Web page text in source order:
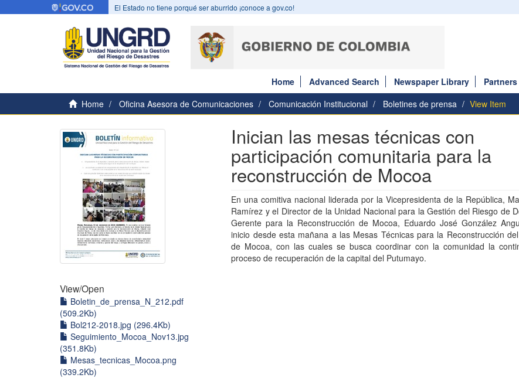
El Estado no tiene porqué ser aburrido ¡conoce a gov.co!
Home Advanced Search Newspaper Library
Partners
Home
Oficina Asesora de Comunicaciones Comunicación Institucional Boletines de prensa View Item
View/Open
Boletin_de_prensa_N_212.pdf
(509.2Kb)
Bol212-2018.jpg (296.4Kb)
Seguimiento_Mocoa_Nov13.jpg
(351.8Kb)
Mesas_tecnicas_Mocoa.png
(339.2Kb)
Inician las mesas técnicas con
participación comunitaria para la
reconstrucción de Mocoa
En una comitiva nacional liderada por la Vicepresidenta de la República,
Ramírez y el Director de la Unidad Nacional para la Gestión del Riesgo de
Gerente para la Reconstrucción de Mocoa, Eduardo José González
inicio desde esta mañana a las Mesas Técnicas para la Reconstrucción
de Mocoa, con las cuales se busca coordinar con la comunidad la
proceso de recuperación de la capital del Putumayo.